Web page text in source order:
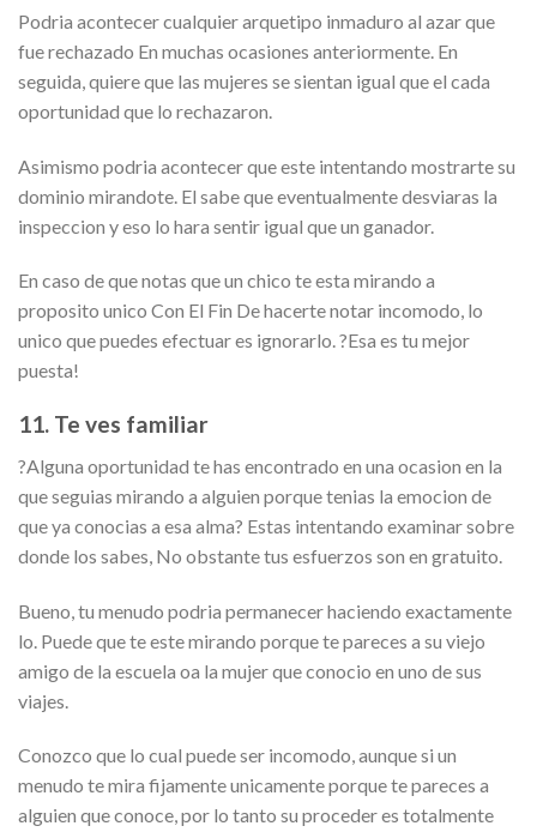
Podria acontecer cualquier arquetipo inmaduro al azar que
fue rechazado En muchas ocasiones anteriormente. En
seguida, quiere que las mujeres se sientan igual que el cada
oportunidad que lo rechazaron.
Asimismo podria acontecer que este intentando mostrarte su
dominio mirandote. El sabe que eventualmente desviaras la
inspeccion y eso lo hara sentir igual que un ganador.
En caso de que notas que un chico te esta mirando a
proposito unico Con El Fin De hacerte notar incomodo, lo
unico que puedes efectuar es ignorarlo. ?Esa es tu mejor
puesta!
11. Te ves familiar
?Alguna oportunidad te has encontrado en una ocasion en la
que seguias mirando a alguien porque tenias la emocion de
que ya conocias a esa alma? Estas intentando examinar sobre
donde los sabes, No obstante tus esfuerzos son en gratuito.
Bueno, tu menudo podria permanecer haciendo exactamente
lo. Puede que te este mirando porque te pareces a su viejo
amigo de la escuela oa la mujer que conocio en uno de sus
viajes.
Conozco que lo cual puede ser incomodo, aunque si un
menudo te mira fijamente unicamente porque te pareces a
alguien que conoce, por lo tanto su proceder es totalmente